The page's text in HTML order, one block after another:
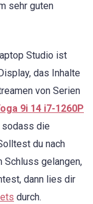
sehr guten
Studio ist
das Inhalte
von Serien
9i 14 i7-1260P
sodass die
du nach
gelangen,
dann lies dir
durch.